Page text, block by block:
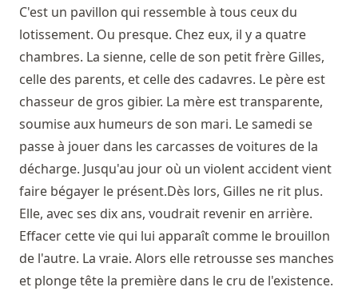
C'est un pavillon qui ressemble à tous ceux du
lotissement. Ou presque. Chez eux, il y a quatre
chambres. La sienne, celle de son petit frère Gilles,
celle des parents, et celle des cadavres. Le père est
chasseur de gros gibier. La mère est transparente,
soumise aux humeurs de son mari. Le samedi se
passe à jouer dans les carcasses de voitures de la
décharge. Jusqu'au jour où un violent accident vient
faire bégayer le présent.Dès lors, Gilles ne rit plus.
Elle, avec ses dix ans, voudrait revenir en arrière.
Effacer cette vie qui lui apparaît comme le brouillon
de l'autre. La vraie. Alors elle retrousse ses manches
et plonge tête la première dans le cru de l'existence.